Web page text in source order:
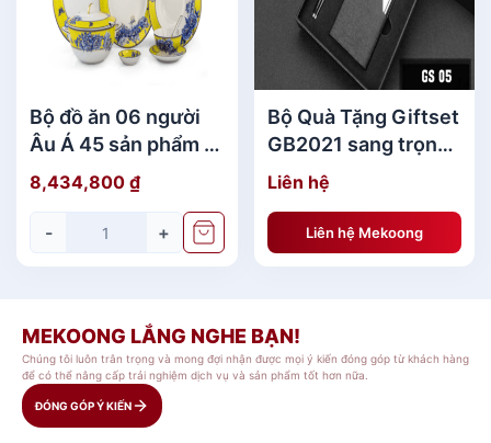
[caption id="attachment_140760"
align="aligncenter" width="600"]
Bộ đồ ăn 06 người
Âu Á 45 sản phẩm -
Sago - Mẫu Đơn
Vàng Quà Tri Ân
MKQTA00
8,434,800 ₫
- +
Bộ Quà Tặng Giftset
GB2021 sang trọng
MKBQT01
Liên hệ
Liên hệ Mekoong
MEKOONG LẮNG NGHE BẠN!
Chúng tôi luôn trân trọng và mong đợi nhận được mọi ý kiến đóng góp từ khách hàng
để có thể nâng cấp trải nghiệm dịch vụ và sản phẩm tốt hơn nữa.
ĐÓNG GÓP Ý KIẾN